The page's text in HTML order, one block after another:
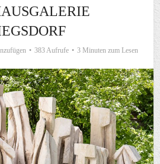
383 Aufrufe 3 Minuten zum Lesen